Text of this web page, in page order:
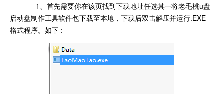
1、首先需要你在该页找到下载地址任选其一将老毛桃u盘
启动盘制作工具软件包下载至本地，下载后双击解压并运行.EXE
格式程序。如下：